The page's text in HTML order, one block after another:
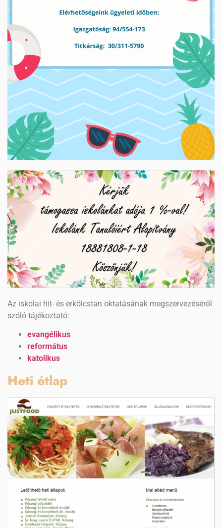
Az iskolai hit- és erkölcstan oktatásának megszervezéséről
szóló tájékoztató:
evangélikus
református
katolikus
Heti étlap